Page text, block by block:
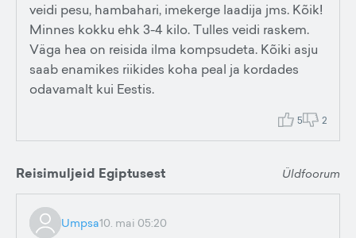
veidi pesu, hambahari, imekerge laadija jms. Kõik!
Minnes kokku ehk 3-4 kilo. Tulles veidi raskem.
Väga hea on reisida ilma kompsudeta. Kõiki asju
saab enamikes riikides koha peal ja kordades
odavamalt kui Eestis.
5 2
Reisimuljeid Egiptusest Üldfoorum
Umpsa10. mai 05:20